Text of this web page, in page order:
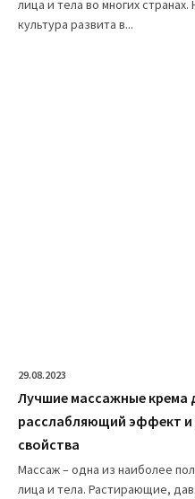
лица и тела во многих
культура развита в...
29.08.2023
Лучшие массажные крема
расслабляющий эффект
свойства
Массаж – одна из наиболее
лица и тела. Растирающие,